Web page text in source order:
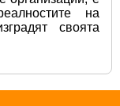
на
своята